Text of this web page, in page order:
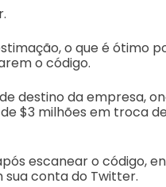
o que é ótimo
o código.
destino da empresa,
$3 milhões em troca
escanear o código,
sua conta do Twitter.